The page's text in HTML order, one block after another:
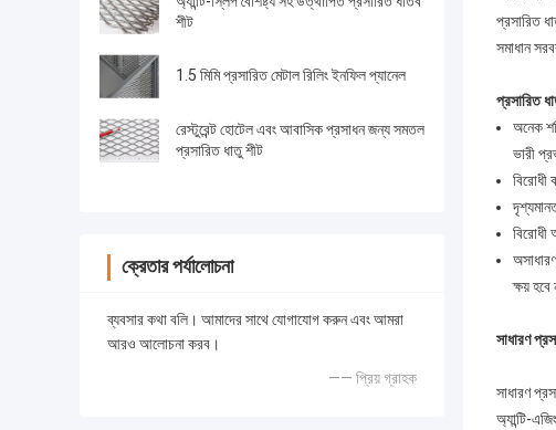
শীট
1.5 মিমি প্রসারিত মেটাল রিলিং ইনফিল প্যানেল
রেস্টুরেন্ট হোটেল এবং আবাসিক প্রসাধন জন্য সমতল
প্রসারিত ধাতু শীট
ক্রেতার পর্যালোচনা
ব্যবসার কথা বলি। আমাদের সাথে যোগাযোগ করুন এবং আমরা
আরও আলোচনা করব।
—— প্রিয় গ্রাহক
প্রসারিত
সমাধান
প্রসারিত
অনেক
ভারী
বিরোধী
বিরোধী
ক্ষয়
সাধারণ
সাধারণ
অ্যান্টি-